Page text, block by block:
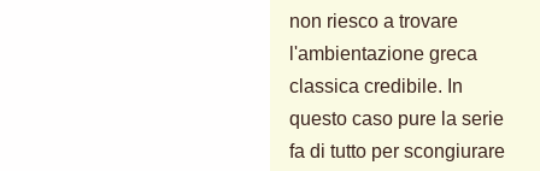
non riesco a trovare
l'ambientazione greca
classica credibile. In
questo caso pure la serie
fa di tutto per scongiurare